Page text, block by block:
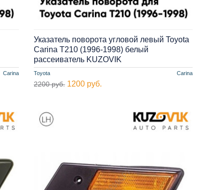
Carina Toyota Carina
Указатель поворота угловой левый Toyota
Carina T210 (1996-1998) белый
рассеиватель KUZOVIK
2200 руб. 1200 руб.